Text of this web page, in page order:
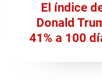
El índice
Donald
41% a 100